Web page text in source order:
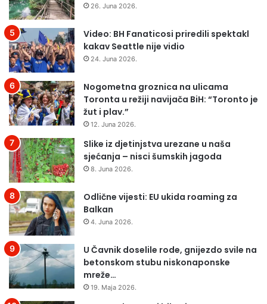
26. Juna 2026.
Video: BH Fanaticosi priredili spektakl
kakav Seattle nije vidio
24. Juna 2026.
Nogometna groznica na ulicama
Toronta u režiji navijača BiH: “Toronto je
žut i plav.”
12. Juna 2026.
Slike iz djetinjstva urezane u naša
sjećanja – nisci šumskih jagoda
8. Juna 2026.
Odlične vijesti: EU ukida roaming za
Balkan
4. Juna 2026.
U Čavnik doselile rode, gnijezdo svile na
betonskom stubu niskonaponske
mreže…
19. Maja 2026.